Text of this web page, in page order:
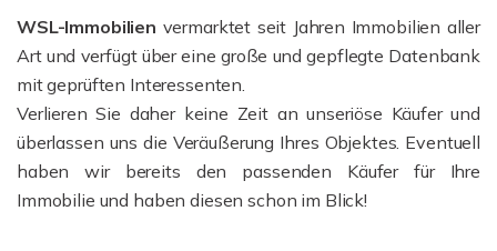
WSL-Immobilien vermarktet seit Jahren Immobilien aller
Art und verfügt über eine große und gepflegte Datenbank
mit geprüften Interessenten.
Verlieren Sie daher keine Zeit an unseriöse Käufer und
überlassen uns die Veräußerung Ihres Objektes. Eventuell
haben wir bereits den passenden Käufer für Ihre
Immobilie und haben diesen schon im Blick!